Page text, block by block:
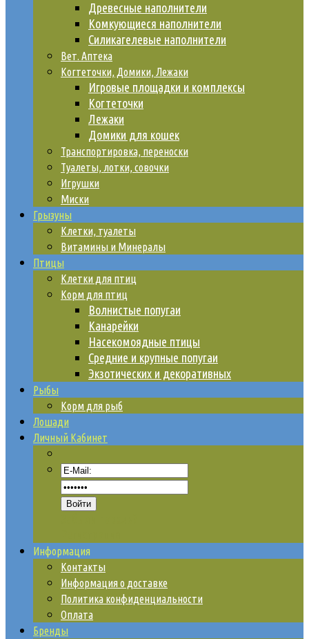
Древесные наполнители
Комкующиеся наполнители
Силикагелевые наполнители
Вет. Аптека
Когтеточки, Домики, Лежаки
Игровые площадки и комплексы
Когтеточки
Лежаки
Домики для кошек
Транспортировка, переноски
Туалеты, лотки, совочки
Игрушки
Миски
Грызуны
Клетки, туалеты
Витамины и Минералы
Птицы
Клетки для птиц
Корм для птиц
Волнистые попугаи
Канарейки
Насекомоядные птицы
Средние и крупные попугаи
Экзотических и декоративных
Рыбы
Корм для рыб
Лошади
Личный Кабинет
Информация
Контакты
Информация о доставке
Политика конфиденциальности
Оплата
Бренды